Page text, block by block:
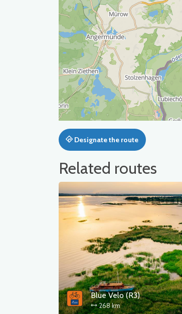
Designate the route
Related routes
Blue Velo (R3)
268 km